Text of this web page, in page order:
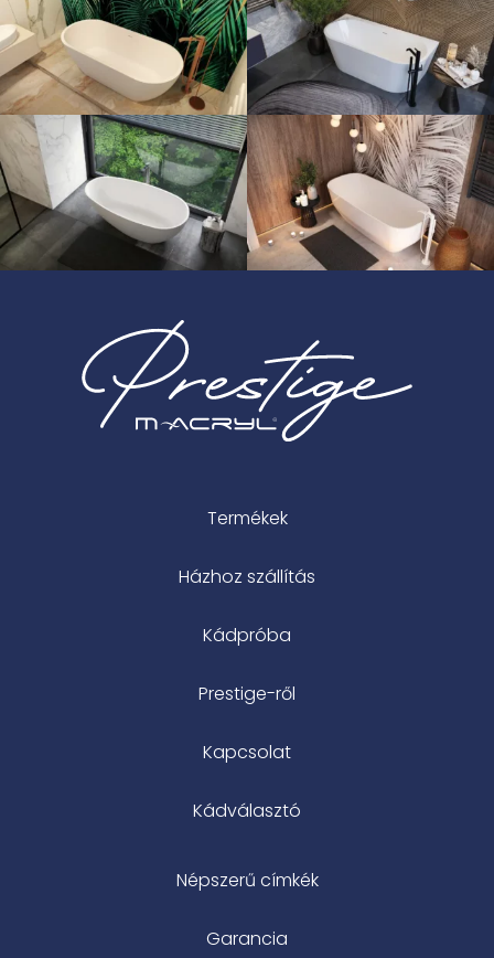
Termékek
Házhoz szállítás
Kádpróba
Prestige-ről
Kapcsolat
Kádválasztó
Népszerű címkék
Garancia